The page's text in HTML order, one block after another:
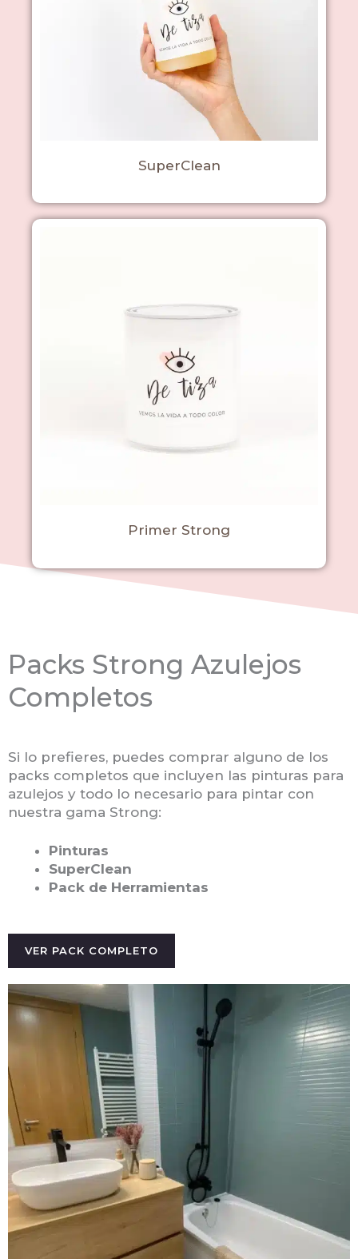
SuperClean
Primer Strong
Packs Strong Azulejos
Completos
Si lo prefieres, puedes comprar alguno de los
packs completos que incluyen las pinturas para
azulejos y todo lo necesario para pintar con
nuestra gama Strong:
Pinturas
SuperClean
Pack de Herramientas
VER PACK COMPLETO